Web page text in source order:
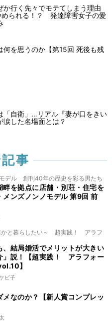
か行く先々でモテてしまう理由
られる！？ 発達障害女子の愛
何を思うのか【第15回 死後も残
「自衛」…リアル『妻が口をきい
した名場面とは？
事
デル 創刊40年の歴史を彩る男たち
を拠点に店舗・別荘・住宅を
メンズノンノモデル 第9回 前
かと暮らしたい～ 超実践！ アラフ
、結局婚活でメリットが大きい
」説！【超実践！ アラフォー
】
ビ子
メなのか？【新人賞コンプレッ